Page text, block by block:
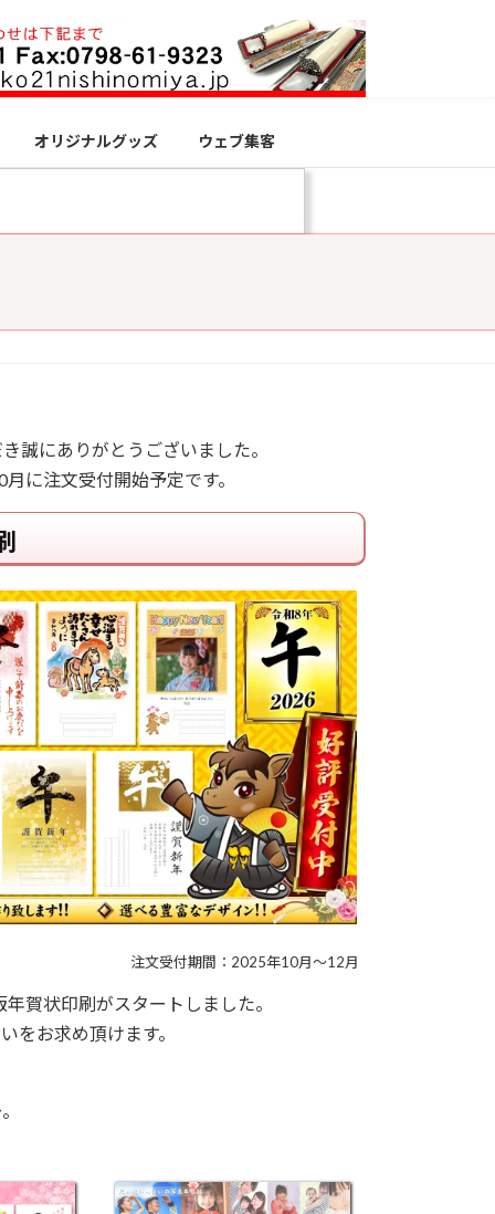
オリジナルグッズ ウェブ集客
誠にありがとうございました。
に注文受付開始予定です。
注文受付期間：2025年10月～12月
賀状印刷がスタートしました。
をお求め頂けます。